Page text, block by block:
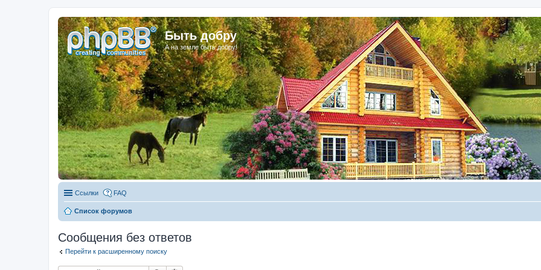
Быть добру
А на земле быть добру!
Ссылки FAQ
Список форумов
Сообщения без ответов
Перейти к расширенному поиску